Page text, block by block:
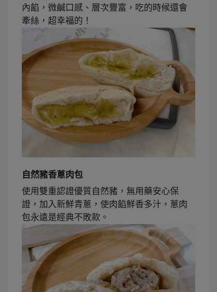
內餡，微鹹口感、層次豐富，吃的時候還會
牽絲，超幸福的！
自然豬香蔥肉包
使用雙重認證優質自然豬，無用藥安心保
證，加入新鮮青蔥，使肉餡鮮香多汁，蔥肉
包永遠是經典不敗款。